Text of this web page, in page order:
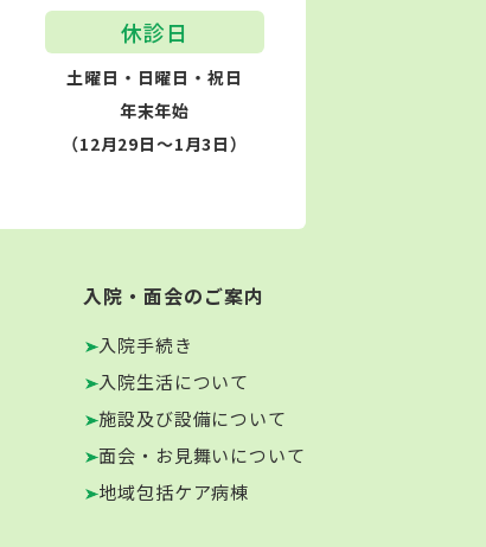
休診日
土曜日・日曜日・祝日
年末年始
（12月29日～1月3日）
入院・面会のご案内
入院手続き
入院生活について
施設及び設備について
面会・お見舞いについて
地域包括ケア病棟